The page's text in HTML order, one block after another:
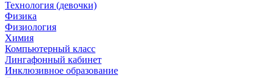
Технология (девочки)
Физика
Физиология
Химия
Компьютерный класс
Лингафонный кабинет
Инклюзивное образование